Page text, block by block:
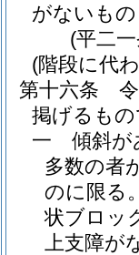
がないも
(平二
(階段に代
第十六条
掲げるも
一
傾斜が
多数の者
のに限る
状ブロッ
上支障が